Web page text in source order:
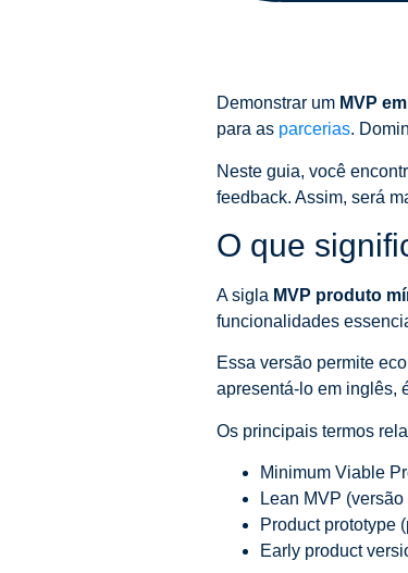
Demonstrar um MVP
para as parcerias.
Neste guia, você
feedback. Assim, será
O que
A sigla MVP produto
funcionalidades
Essa versão permite
apresentá-lo em inglês,
Os principais termos
Minimum Viable
Lean MVP
Product prototype
Early product